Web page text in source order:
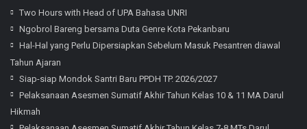
Two Hours with Head of UPA Bahasa UNRI
Ngobrol Bareng bersama Duta Genre Kota Pekanbaru
Hal-Hal yang Perlu Dipersiapkan Sebelum Masuk Pesantren diawal
Tahun Ajaran
Siap-siap Mondok Santri Baru PPDH TP. 2026/2027
Pelaksanaan Asesmen Sumatif Akhir Tahun Kelas 10 & 11 MA Darul
Hikmah